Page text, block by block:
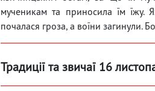
мученикам та приносила їм їжу.
почалася гроза, а воїни загинули.
Традиції та звичаї 16